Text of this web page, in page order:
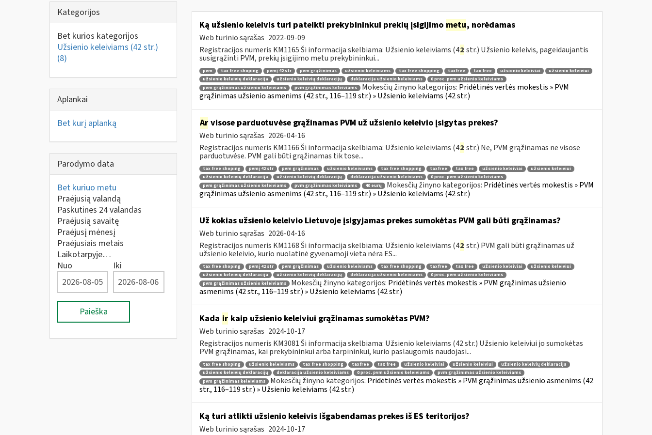
Kategorijos
Bet kurios kategorijos
Užsienio keleiviams (42 str.)
(8)
Aplankai
Bet kurį aplanką
Parodymo data
Bet kuriuo metu
Praėjusią valandą
Paskutines 24 valandas
Praėjusią savaitę
Praėjusį mėnesį
Praėjusiais metais
Laikotarpyje…
Nuo
Iki
Paieška
Ką užsienio keleivis turi pateikti prekybininkui prekių įsigijimo metu, norėdamas
Web turinio sąrašas 2022-09-09
Registracijos numeris KM1165 Ši informacija skelbiama: Užsienio keleiviams (42 str.) Užsienio keleivis, pageidaujantis
susigrąžinti PVM, prekių įsigijimo metu prekybininkui...
pvm tax free shoping pvmį 42 str pvm grąžinimas užsienio keleiviams tax free shopping taxfree tax free užsienio keleiviai
užsienio keleiviui
užsienio keleivių deklaracija
užsienio keleivių deklaracijų deklaracija užsienio keleiviams
0 proc. pvm užsienio keleiviams
pvm grąžinimas užsienio keleiviams
pvm grąžinimas keleiviams Mokesčių žinyno kategorijos: Pridėtinės vertės mokestis » PVM
grąžinimas užsienio asmenims (42 str., 116–119 str.) » Užsienio keleiviams (42 str.)
Arvisose parduotuvėse grąžinamas PVM už užsienio keleivio įsigytas prekes?
Web turinio sąrašas 2026-04-16
Registracijos numeris KM1166 Ši informacija skelbiama: Užsienio keleiviams (42 str.) Ne, PVM grąžinamas ne visose
parduotuvėse. PVM gali būti grąžinamas tik tose...
tax free shoping pvmį 42 str pvm grąžinimas užsienio keleiviams tax free shopping taxfree tax free užsienio keleiviai
užsienio keleiviui
užsienio keleivių deklaracija
užsienio keleivių deklaracijų deklaracija užsienio keleiviams
0 proc. pvm užsienio keleiviams
pvm grąžinimas užsienio keleiviams
pvm grąžinimas keleiviams 40 eurų Mokesčių žinyno kategorijos: Pridėtinės vertės mokestis » PVM
grąžinimas užsienio asmenims (42 str., 116–119 str.) » Užsienio keleiviams (42 str.)
Už kokias užsienio keleivio Lietuvoje įsigyjamas prekes sumokėtas PVM gali būti grąžinamas?
Web turinio sąrašas 2026-04-16
Registracijos numeris KM1168 Ši informacija skelbiama: Užsienio keleiviams (42 str.) PVM gali būti grąžinamas už
užsienio keleivio, kurio nuolatinė gyvenamoji vieta nėra ES...
tax free shoping pvmį 42 str pvm grąžinimas užsienio keleiviams tax free shopping taxfree tax free užsienio keleiviai
užsienio keleiviui
užsienio keleivių deklaracija
užsienio keleivių deklaracijų deklaracija užsienio keleiviams
0 proc. pvm užsienio keleiviams
pvm grąžinimas užsienio keleiviams
Mokesčių žinyno kategorijos: Pridėtinės vertės mokestis » PVM grąžinimas užsienio
asmenims (42 str., 116–119 str.) » Užsienio keleiviams (42 str.)
Kada irkaip užsienio keleiviui grąžinamas sumokėtas PVM?
Web turinio sąrašas 2024-10-17
Registracijos numeris KM3081 Ši informacija skelbiama: Užsienio keleiviams (42 str.) Užsienio keleiviui jo sumokėtas
PVM grąžinamas, kai prekybininkui arba tarpininkui, kurio paslaugomis naudojasi...
tax free shoping užsienio keleiviams tax free shopping taxfree tax free užsienio keleiviai užsienio keleiviui
užsienio keleivių deklaracija
užsienio keleivių deklaracijų
deklaracija užsienio keleiviams 0 proc. pvm užsienio keleiviams
pvm grąžinimas užsienio keleiviams
pvm grąžinimas keleiviams
Mokesčių žinyno kategorijos: Pridėtinės vertės mokestis » PVM grąžinimas užsienio asmenims (42
str., 116–119 str.) » Užsienio keleiviams (42 str.)
Ką turi atlikti užsienio keleivis išgabendamas prekes iš ES teritorijos?
Web turinio sąrašas 2024-10-17